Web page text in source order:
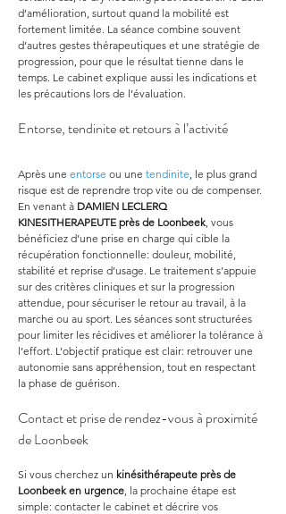
d’amélioration, surtout quand la mobilité est
fortement limitée. La séance combine souvent
d’autres gestes thérapeutiques et une stratégie de
progression, pour que le résultat tienne dans le
temps. Le cabinet explique aussi les indications et
les précautions lors de l’évaluation.
Entorse, tendinite et retours à l’activité
Après une entorse ou une tendinite, le plus grand
risque est de reprendre trop vite ou de compenser.
En venant à DAMIEN LECLERQ
KINESITHERAPEUTE près de Loonbeek, vous
bénéficiez d’une prise en charge qui cible la
récupération fonctionnelle: douleur, mobilité,
stabilité et reprise d’usage. Le traitement s’appuie
sur des critères cliniques et sur la progression
attendue, pour sécuriser le retour au travail, à la
marche ou au sport. Les séances sont structurées
pour limiter les récidives et améliorer la tolérance à
l’effort. L’objectif pratique est clair: retrouver une
autonomie sans appréhension, tout en respectant
la phase de guérison.
Contact et prise de rendez-vous à proximité
de Loonbeek
Si vous cherchez un kinésithérapeute près de
Loonbeek en urgence, la prochaine étape est
simple: contacter le cabinet et décrire vos